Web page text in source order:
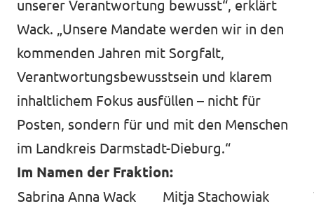
unserer Verantwortung bewusst“, erklärt
Wack. „Unsere Mandate werden wir in den
kommenden Jahren mit Sorgfalt,
Verantwortungsbewusstsein und klarem
inhaltlichem Fokus ausfüllen – nicht für
Posten, sondern für und mit den Menschen
im Landkreis Darmstadt-Dieburg.“
Im Namen der Fraktion:
Sabrina Anna Wack
Mitja Stachowiak